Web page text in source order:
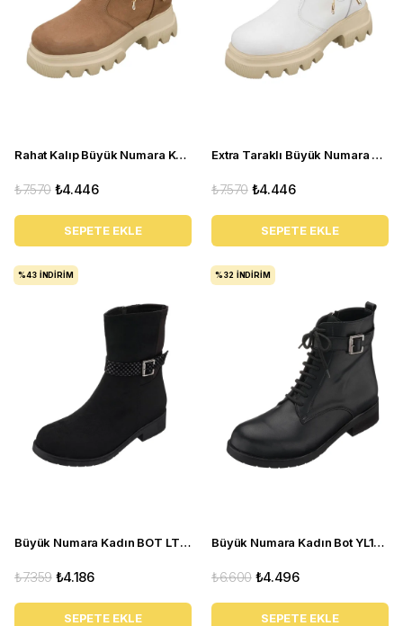
Rahat Kalıp Büyük Numara Kadın BOT Gaye1003 Kum
₺4.446
₺7.570
SEPETE EKLE
Extra Taraklı Büyük Numara Kadın BOT Gaye1003 Beyaz
₺4.446
₺7.570
SEPETE EKLE
Büyük Numara Kadın BOT LTF78 Siyah Süet
₺4.186
₺7.359
SEPETE EKLE
%43 İNDIRIM
Büyük Numara Kadın Bot YL1510 Siyah
₺4.496
₺6.600
SEPETE EKLE
%32 İNDIRIM